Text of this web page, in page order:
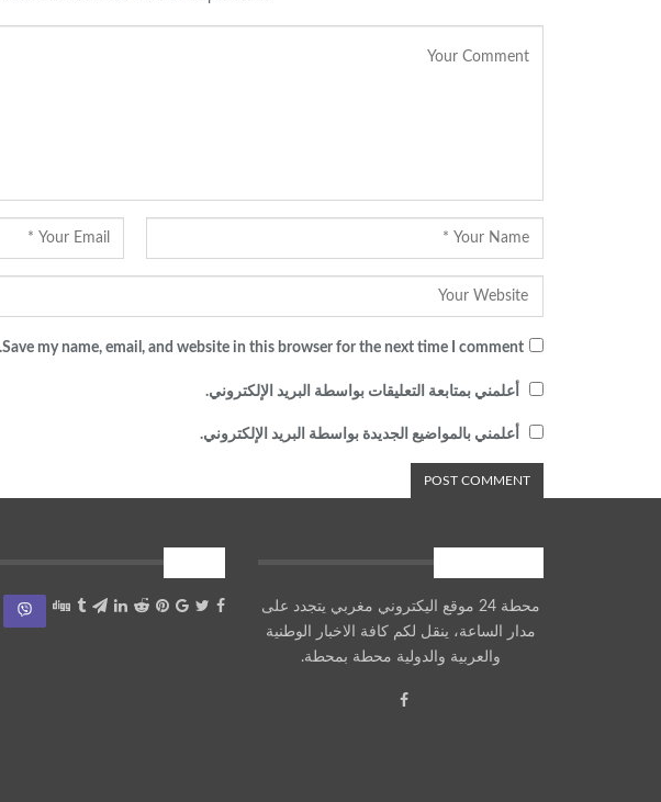
Save my name, email, and website in this browser for the next time I comment.
أعلمني بمتابعة التعليقات بواسطة البريد الإلكتروني.
أعلمني بالمواضيع الجديدة بواسطة البريد الإلكتروني.
محطة 24 موقع اليكتروني مغربي يتجدد على
مدار الساعة، ينقل لكم كافة الاخبار الوطنية
والعربية والدولية محطة بمحطة.